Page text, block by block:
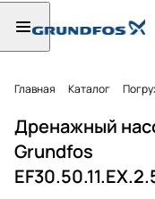
Главная Каталог
Дренажный
Grundfos